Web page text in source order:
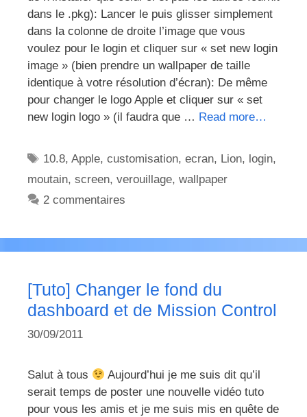
dans le .pkg): Lancer le puis glisser simplement
dans la colonne de droite l’image que vous
voulez pour le login et cliquer sur « set new login
image » (bien prendre un wallpaper de taille
identique à votre résolution d’écran): De même
pour changer le logo Apple et cliquer sur « set
new login logo » (il faudra que … Read more…
Étiquettes
10.8,Apple,customisation,ecran, Lion, login,
moutain, screen, verouillage, wallpaper
2 commentaires
[Tuto] Changer le fond du
dashboard et de Mission Control
30/09/2011
Salut à tous
Aujourd’hui je me suis dit qu’il
serait temps de poster une nouvelle vidéo tuto
pour vous les amis et je me suis mis en quête de